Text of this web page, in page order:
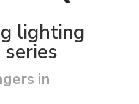
lighting
in